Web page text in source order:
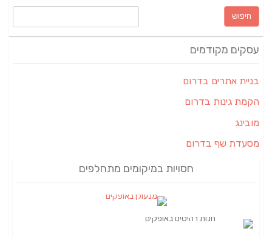
חיפוש:
עסקים מקודמים
בניית אתרים בדרום
הקמת גינות בדרום
מובינג
מסעדת שף בדרום
חסויות במיקומים מתחלפים